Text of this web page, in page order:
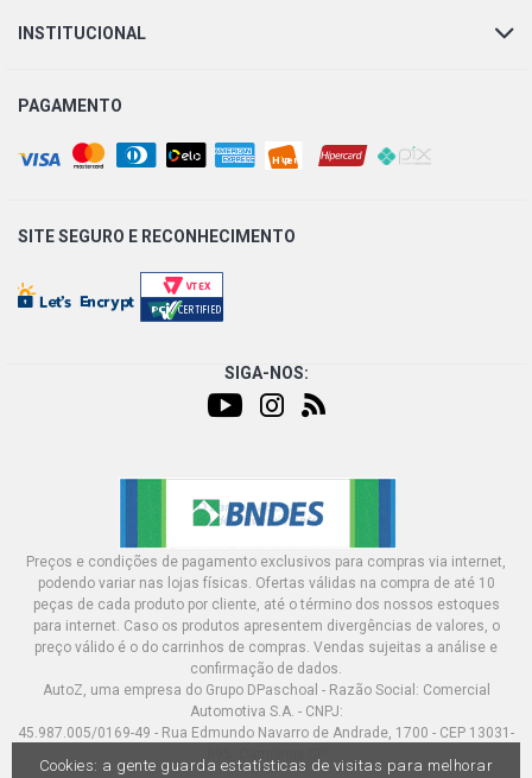
INSTITUCIONAL
PAGAMENTO
SITE SEGURO E RECONHECIMENTO
SIGA-NOS:
Preços e condições de pagamento exclusivos para compras via internet,
podendo variar nas lojas físicas. Ofertas válidas na compra de até 10
peças de cada produto por cliente, até o término dos nossos estoques
para internet. Caso os produtos apresentem divergências de valores, o
preço válido é o do carrinhos de compras. Vendas sujeitas a análise e
confirmação de dados.
AutoZ, uma empresa do Grupo DPaschoal - Razão Social: Comercial
Automotiva S.A. - CNPJ:
45.987.005/0169-49 - Rua Edmundo Navarro de Andrade, 1700 - CEP 13031-
Cookies: a gente guarda estatísticas de visitas para melhorar